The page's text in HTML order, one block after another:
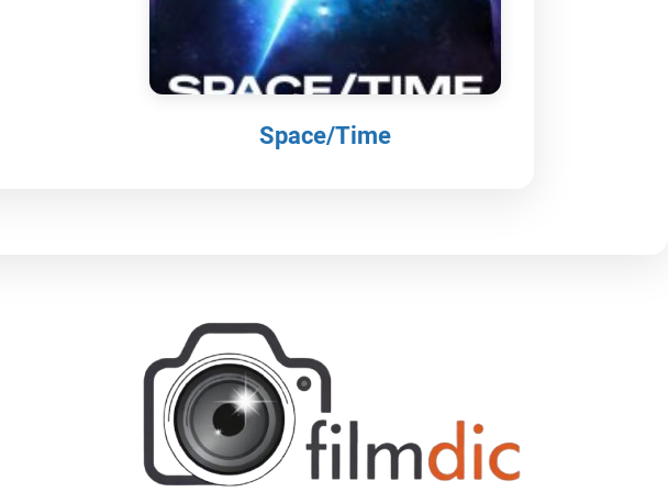
Space/Time